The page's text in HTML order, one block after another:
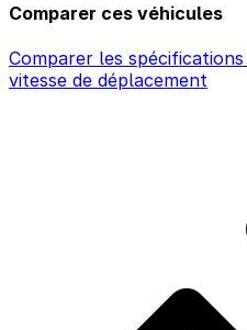
Comparer ces véhicules
Comparer les spécifications
vitesse de déplacement